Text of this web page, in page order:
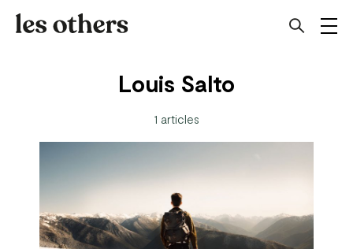
Louis Salto
1 articles